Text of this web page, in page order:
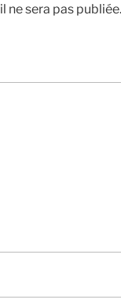
ne sera pas publiée.